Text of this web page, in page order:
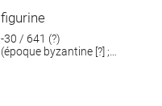
figurine
-30 / 641 (?)
(époque byzantine [?] ;